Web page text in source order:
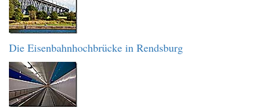
Die Eisenbahnhochbrücke in Rendsburg